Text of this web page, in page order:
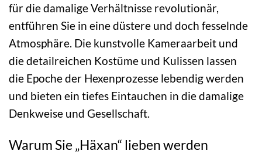
für die damalige Verhältnisse revolutionär,
entführen Sie in eine düstere und doch fesselnde
Atmosphäre. Die kunstvolle Kameraarbeit und
die detailreichen Kostüme und Kulissen lassen
die Epoche der Hexenprozesse lebendig werden
und bieten ein tiefes Eintauchen in die damalige
Denkweise und Gesellschaft.
Warum Sie „Häxan“ lieben werden